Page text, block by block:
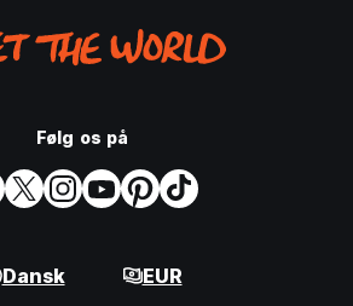
Følg os på
Dansk EUR